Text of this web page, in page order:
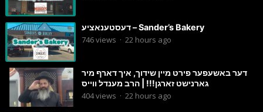
דעסטענאציע – Sander’s Bakery
746views · 22 hours ago
דער באשעפער פירט מיין שידוך, איך דארף מיר
גארנישט זארגן!!! | הרב מענדל ווייס
404views · 22 hours ago